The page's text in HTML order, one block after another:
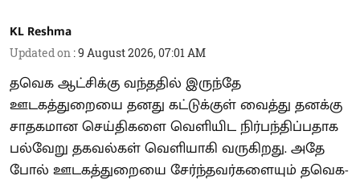
KL Reshma
Updated on :9 August 2026, 07:01 AM
தவெக ஆட்சிக்கு வந்ததில் இருந்தே
ஊடகத்துறையை தனது கட்டுக்குள் வைத்து தனக்கு
சாதகமான செய்திகளை வெளியிட நிர்பந்திப்பதாக
பல்வேறு தகவல்கள் வெளியாகி வருகிறது. அதே
போல் ஊடகத்துறையை சேர்ந்தவர்களையும் தவெக-